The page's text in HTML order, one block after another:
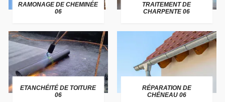
RAMONAGE DE CHEMINÉE
06
TRAITEMENT DE
CHARPENTE 06
ETANCHÉITÉ DE TOITURE
06
RÉPARATION DE
CHÉNEAU 06